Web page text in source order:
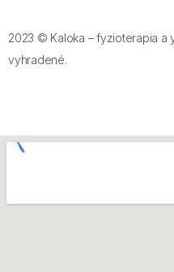
2023 © Kaloka – fyzioterapia a
vyhradené.